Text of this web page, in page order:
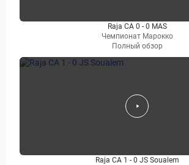
Raja CA 0 - 0 MAS
Чемпионат Марокко
Полный обзор
Raja CA 1 - 0 JS Soualem